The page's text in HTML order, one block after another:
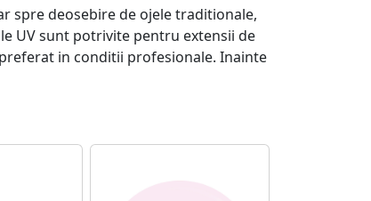
spre deosebire de ojele traditionale,
UV sunt potrivite pentru extensii de
in conditii profesionale. Inainte